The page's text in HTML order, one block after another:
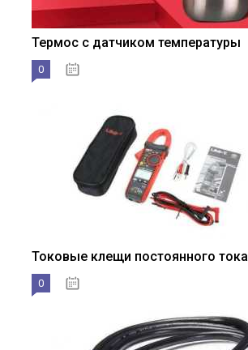
Термос с датчиком температуры
0
Токовые клещи постоянного тока
0